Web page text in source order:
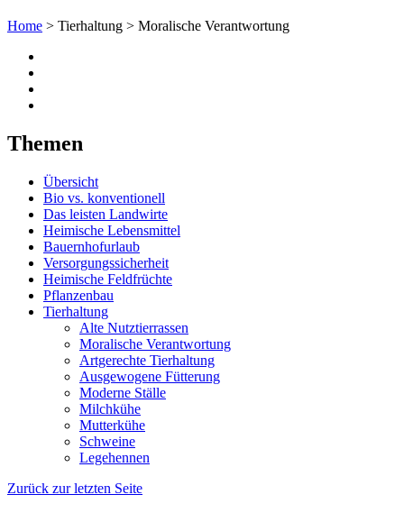
Home > Tierhaltung > Moralische Verantwortung
Themen
Übersicht
Bio vs. konventionell
Das leisten Landwirte
Heimische Lebensmittel
Bauernhofurlaub
Versorgungssicherheit
Heimische Feldfrüchte
Pflanzenbau
Tierhaltung
Alte Nutztierrassen
Moralische Verantwortung
Artgerechte Tierhaltung
Ausgewogene Fütterung
Moderne Ställe
Milchkühe
Mutterkühe
Schweine
Legehennen
Zurück zur letzten Seite